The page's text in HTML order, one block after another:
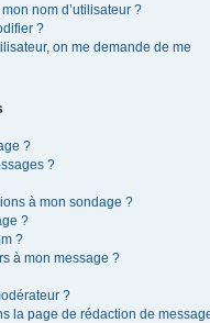
nom d’utilisateur ?
?
on me demande de me
?
?
à mon sondage ?
?
?
à mon message ?
?
la page de rédaction de